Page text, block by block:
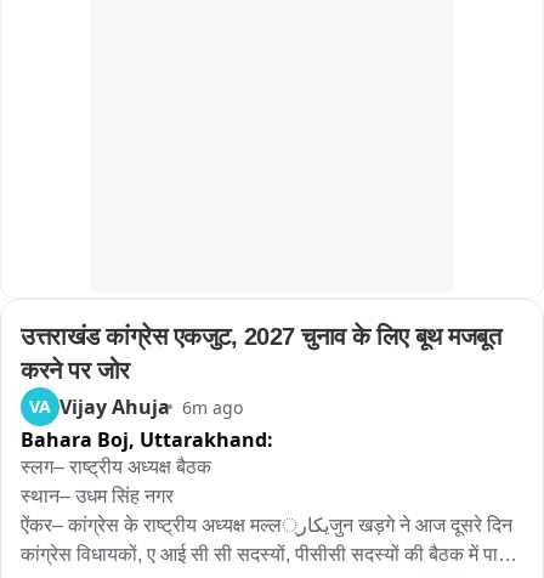
उत्तराखंड कांग्रेस एकजुट, 2027 चुनाव के लिए बूथ मजबूत
करने पर जोर
VA Vijay Ahuja 6m ago
Bahara Boj, Uttarakhand:
स्लग– राष्ट्रीय अध्यक्ष बैठक
स्थान– उधम सिंह नगर
ऐंकर– कांग्रेस के राष्ट्रीय अध्यक्ष मल्लیکار्जुन खड़गे ने आज दूसरे दिन
कांग्रेस विधायकों, ए आई सी सी सदस्यों, पीसीसी सदस्यों की बैठक में पार्टी